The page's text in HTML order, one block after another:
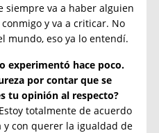
siempre va a haber alguien
y va a criticar. No
mundo, eso ya lo entendí.
experimentó hace poco.
por contar que se
tu opinión al respecto?
totalmente de acuerdo
con querer la igualdad de